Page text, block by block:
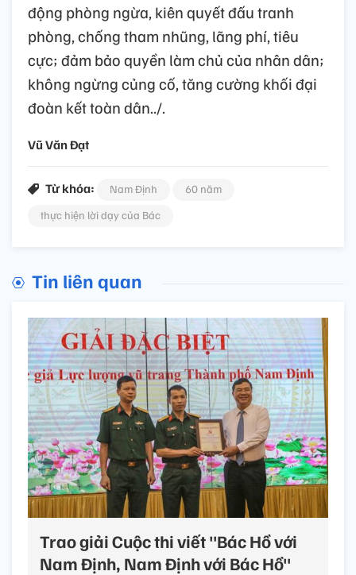
động phòng ngừa, kiên quyết đấu tranh
phòng, chống tham nhũng, lãng phí, tiêu
cực; đảm bảo quyền làm chủ của nhân dân;
không ngừng củng cố, tăng cường khối đại
đoàn kết toàn dân../.
Vũ Văn Đạt
Từ khóa: Nam Định
60 năm
thực hiện lời dạy của Bác
Tin liên quan
Trao giải Cuộc thi viết "Bác Hồ với
Nam Định, Nam Định với Bác Hồ"